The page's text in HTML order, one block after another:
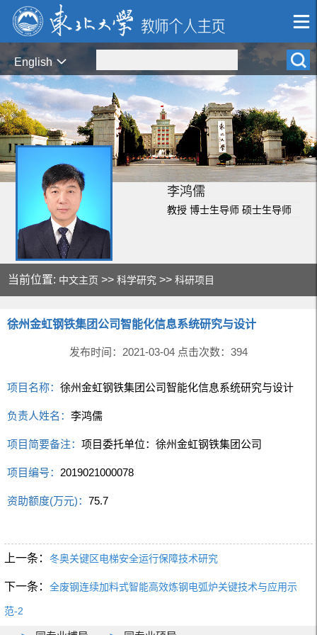
English
李鸿儒
教授 博士生导师 硕士生导师
当前位置: 中文主页 >>科学研究 >>科研项目
徐州金虹钢铁集团公司智能化信息系统研究与设计
发布时间：2021-03-04 点击次数： 394
项目名称：徐州金虹钢铁集团公司智能化信息系统研究与设计
负责人姓名：李鸿儒
项目简要备注：项目委托单位：徐州金虹钢铁集团公司
项目编号： 2019021000078
资助额度(万元)：75.7
上一条： 冬奥关键区电梯安全运行保障技术研究
下一条： 全废钢连续加料式智能高效炼钢电弧炉关键技术与应用示
范-2